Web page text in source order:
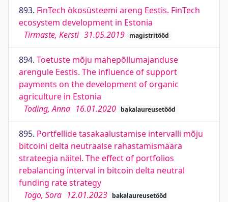
893. FinTech ökosüsteemi areng Eestis. FinTech
ecosystem development in Estonia
Tirmaste, Kersti 31.05.2019 magistritööd
894. Toetuste mõju mahepõllumajanduse
arengule Eestis. The influence of support
payments on the development of organic
agriculture in Estonia
Toding, Anna 16.01.2020 bakalaureusetööd
895. Portfellide tasakaalustamise intervalli mõju
bitcoini delta neutraalse rahastamismäära
strateegia näitel. The effect of portfolios
rebalancing interval in bitcoin delta neutral
funding rate strategy
Togo, Sora 12.01.2023 bakalaureusetööd